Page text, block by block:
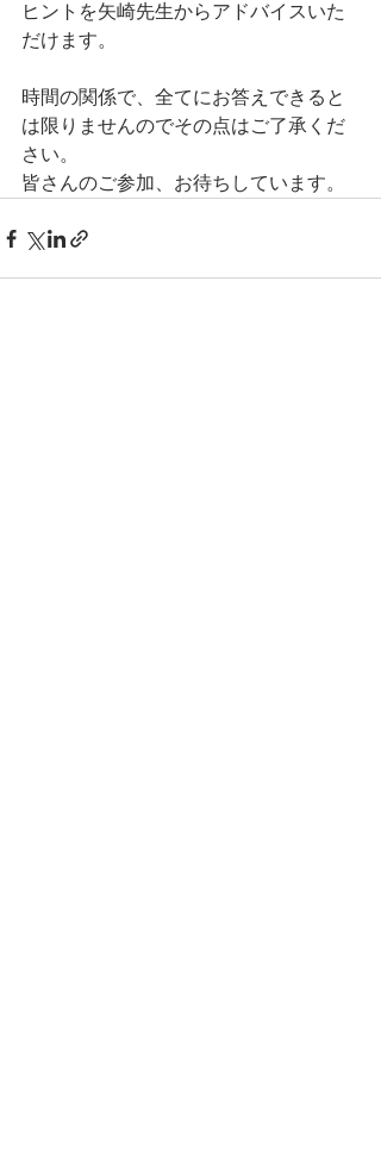
ヒントを矢崎先生からアドバイスいた
だけます。
時間の関係で、全てにお答えできると
は限りませんのでその点はご了承くだ
さい。
皆さんのご参加、お待ちしています。